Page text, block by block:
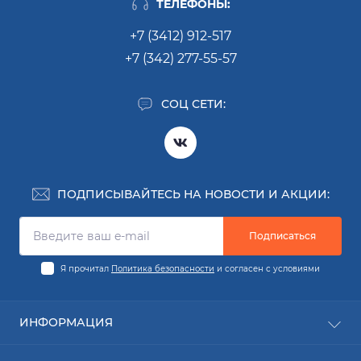
ТЕЛЕФОНЫ:
+7 (3412) 912-517
+7 (342) 277-55-57
СОЦ СЕТИ:
ПОДПИСЫВАЙТЕСЬ НА НОВОСТИ И АКЦИИ:
Подписаться
Я прочитал Политика безопасности и согласен с условиями
ИНФОРМАЦИЯ